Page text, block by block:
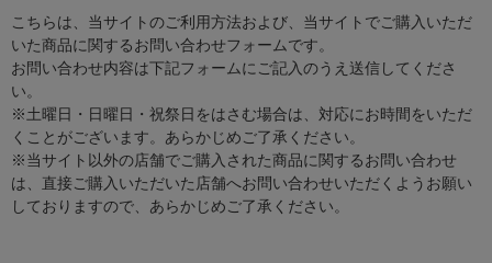
こちらは、当サイトのご利用方法および、当サイトでご購入いただ
いた商品に関するお問い合わせフォームです。
お問い合わせ内容は下記フォームにご記入のうえ送信してくださ
い。
※土曜日・日曜日・祝祭日をはさむ場合は、対応にお時間をいただ
くことがございます。あらかじめご了承ください。
※当サイト以外の店舗でご購入された商品に関するお問い合わせ
は、直接ご購入いただいた店舗へお問い合わせいただくようお願い
しておりますので、あらかじめご了承ください。